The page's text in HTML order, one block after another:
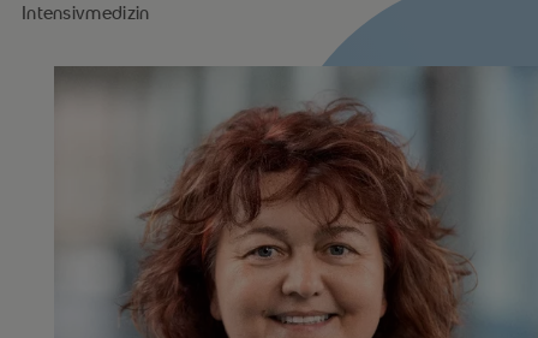
Intensivmedizin